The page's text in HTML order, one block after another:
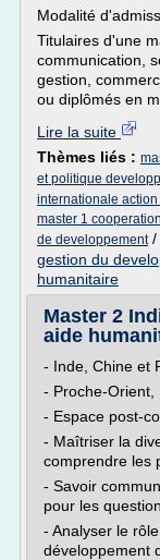
Modalité
Titulaires d'une
communication,
gestion,
ou diplômés en
Lire la suite
Thèmes liés :
et politique
internationale
master 1
de developpement/
gestion du
humanitaire
Master 2
aide
- Inde, Chine et
- Proche-Orient,
- Espace post-
- Maîtriser la
comprendre les
- Savoir
pour les
- Analyser le
développement